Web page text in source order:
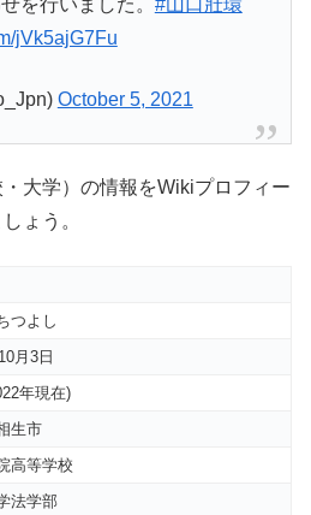
を行いました。 #山口壯環
jVk5ajG7Fu
October 5, 2021
大学）の情報をWikiプロフィー
ょう。
つよし
月3日
年現在)
生市
高等学校
法学部